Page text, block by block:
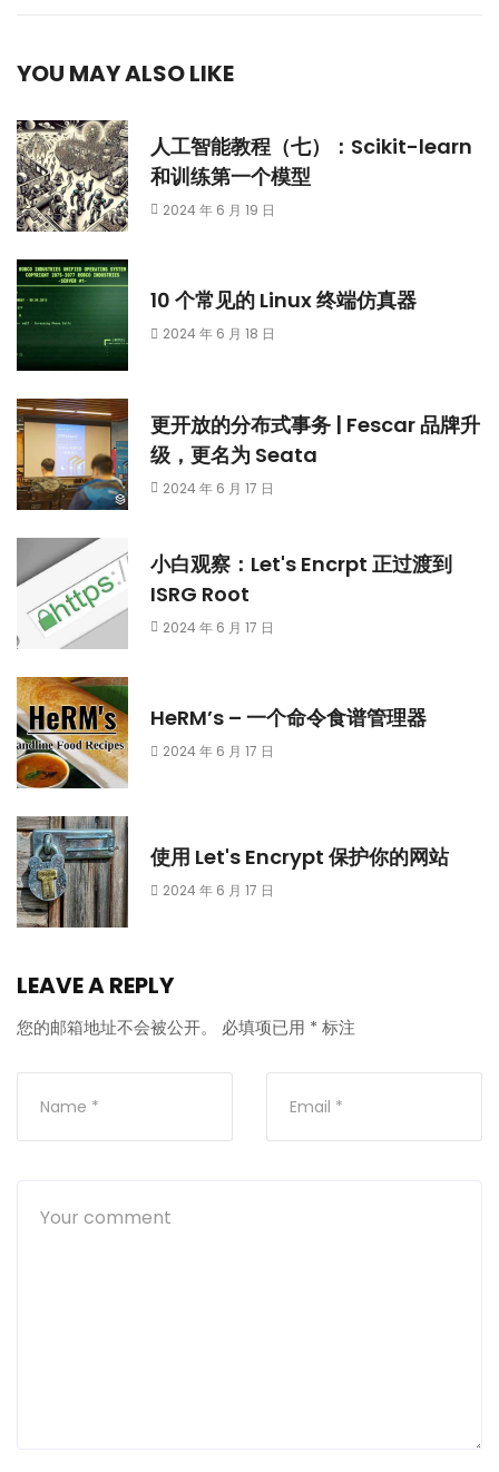
YOU MAY ALSO LIKE
人工智能教程（七）：Scikit-learn
和训练第一个模型
2024 年 6 月 19 日
10 个常见的 Linux 终端仿真器
2024 年 6 月 18 日
更开放的分布式事务 | Fescar 品牌升
级，更名为 Seata
2024 年 6 月 17 日
小白观察：Let's Encrpt 正过渡到
ISRG Root
2024 年 6 月 17 日
HeRM’s – 一个命令食谱管理器
2024 年 6 月 17 日
使用 Let's Encrypt 保护你的网站
2024 年 6 月 17 日
LEAVE A REPLY
您的邮箱地址不会被公开。 必填项已用 * 标注